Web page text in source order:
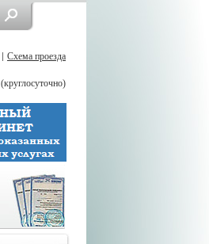
Схема проезда
(круглосуточно)